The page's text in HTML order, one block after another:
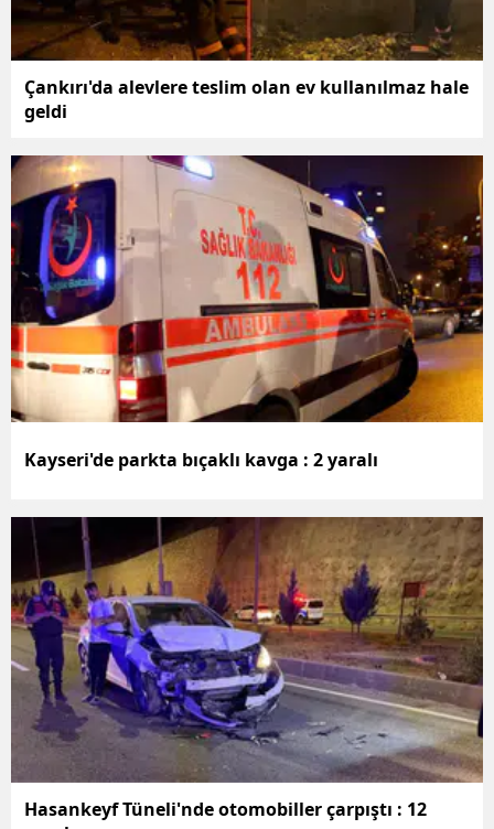
Çankırı'da alevlere teslim olan ev kullanılmaz hale
geldi
Kayseri'de parkta bıçaklı kavga : 2 yaralı
Hasankeyf Tüneli'nde otomobiller çarpıştı : 12